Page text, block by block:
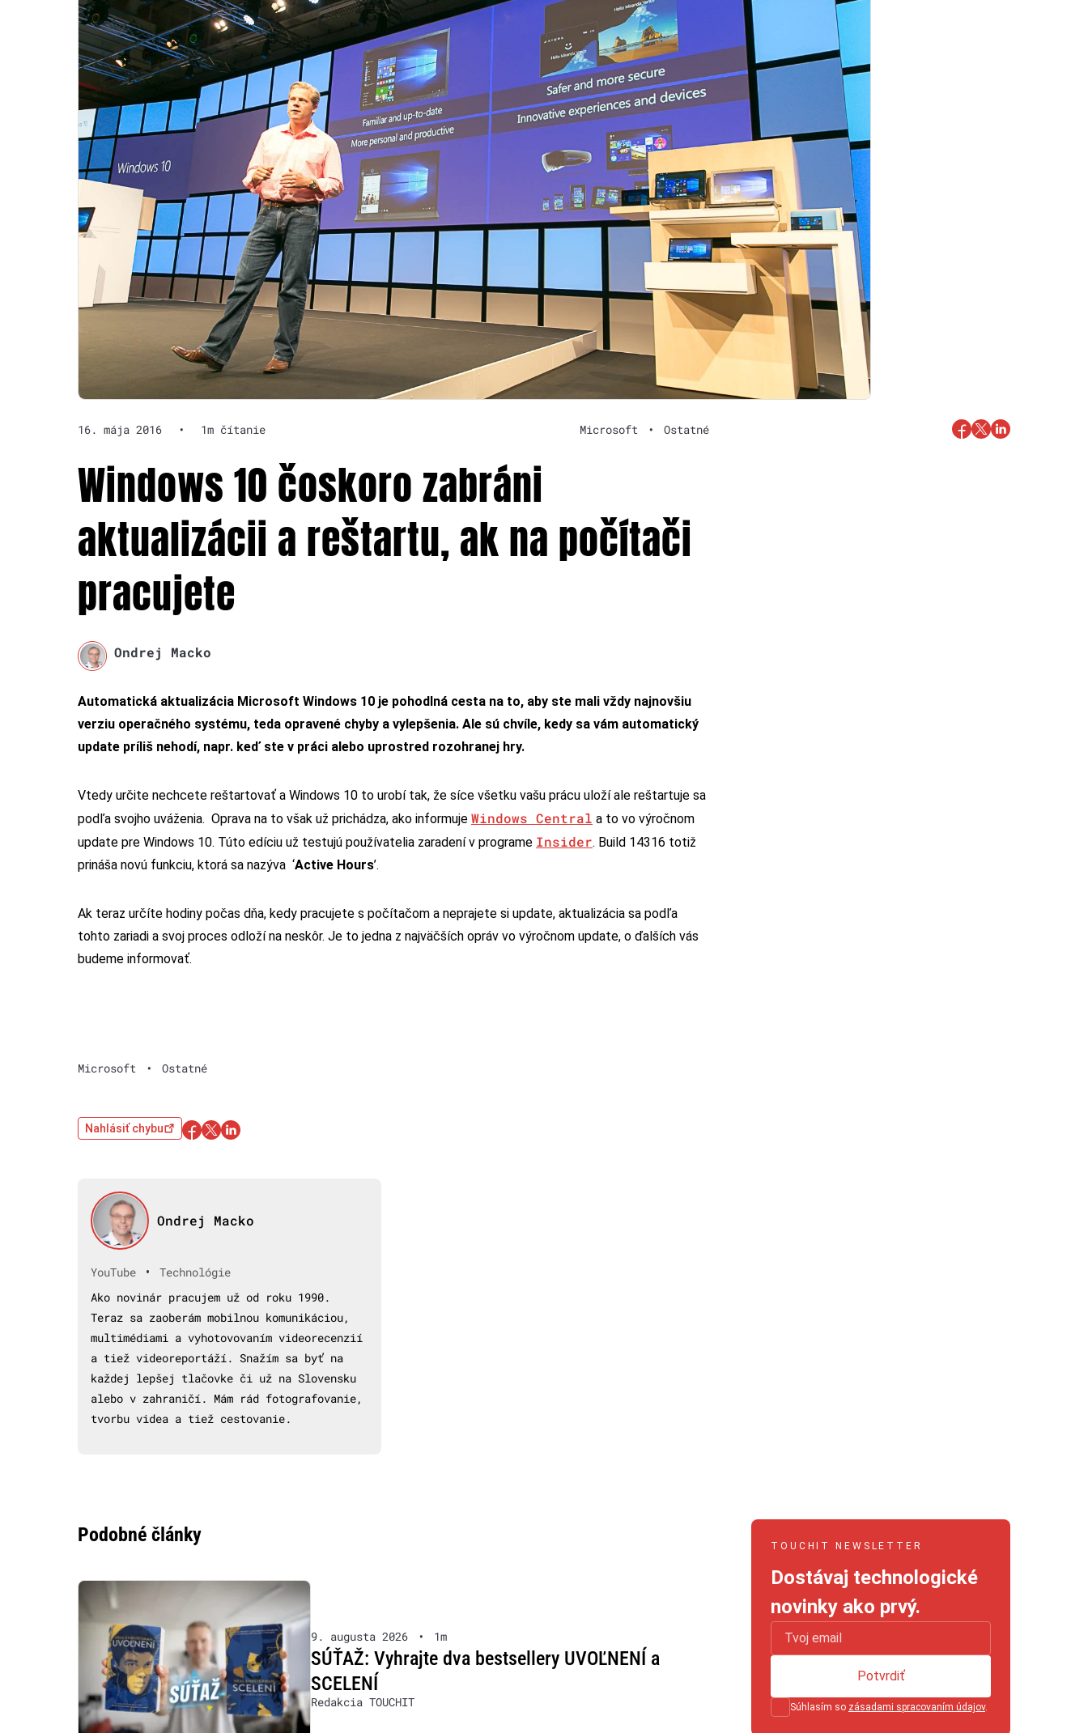
16. mája 2016 • 1m čítanie Microsoft • Ostatné
Windows 10 čoskoro zabráni
aktualizácii a reštartu, ak na počítači
pracujete
Ondrej Macko
Automatická aktualizácia Microsoft Windows 10 je pohodlná cesta na to, aby ste mali vždy najnovšiu
verziu operačného systému, teda opravené chyby a vylepšenia. Ale sú chvíle, kedy sa vám automatický
update príliš nehodí, napr. keď ste v práci alebo uprostred rozohranej hry.
Vtedy určite nechcete reštartovať a Windows 10 to urobí tak, že síce všetku vašu prácu uloží ale reštartuje sa
podľa svojho uváženia. Oprava na to však už prichádza, ako informuje Windows Central a to vo výročnom
update pre Windows 10. Túto edíciu už testujú používatelia zaradení v programe Insider. Build 14316 totiž
prináša novú funkciu, ktorá sa nazýva ‘Active Hours’.
Ak teraz určíte hodiny počas dňa, kedy pracujete s počítačom a neprajete si update, aktualizácia sa podľa
tohto zariadi a svoj proces odloží na neskôr. Je to jedna z najväčších opráv vo výročnom update, o ďalších vás
budeme informovať.
Microsoft • Ostatné
Nahlásiť chybu
Ondrej Macko
YouTube •
Technológie
Ako novinár pracujem už od roku 1990.
Teraz sa zaoberám mobilnou komunikáciou,
multimédiami a vyhotovovaním videorecenzií
a tiež videoreportáží. Snažím sa byť na
každej lepšej tlačovke či už na Slovensku
alebo v zahraničí. Mám rád fotografovanie,
tvorbu videa a tiež cestovanie.
Podobné články
9. augusta 2026 • 1m
SÚŤAŽ: Vyhrajte dva bestsellery UVOĽNENÍ a
SCELENÍ
Redakcia TOUCHIT
TOUCHIT NEWSLETTER
Dostávaj technologické
novinky ako prvý.
Súhlasím so zásadami spracovaním údajov.
Potvrdiť